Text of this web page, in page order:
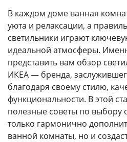
В каждом доме ванная
уюта и релаксации, а
светильники играют
идеальной атмосферы.
представить вам обзор
ИКЕА — бренда,
благодаря своему стилю,
функциональности. В этой
полезные советы по выбору
только гармонично
ванной комнаты, но и